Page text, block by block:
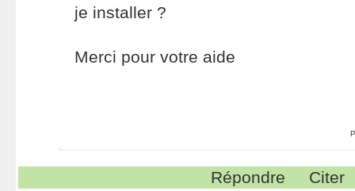
je installer ?
Merci pour votre aide
Répondre Citer